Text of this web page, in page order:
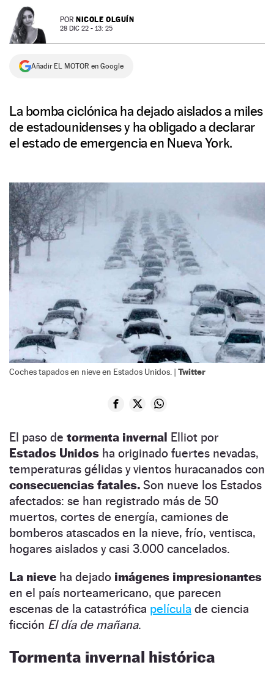
NEWSLETTER POR NICOLE OLGUÍN
28 DIC 22 - 13: 25
Añadir EL MOTOR en Google
La bomba ciclónica ha dejado aislados a miles
de estadounidenses y ha obligado a declarar
el estado de emergencia en Nueva York.
Coches tapados en nieve en Estados Unidos. | Twitter
El paso de tormenta invernal Elliot por
Estados Unidos ha originado fuertes nevadas,
temperaturas gélidas y vientos huracanados con
consecuencias fatales. Son nueve los Estados
afectados: se han registrado más de 50
muertos, cortes de energía, camiones de
bomberos atascados en la nieve, frío, ventisca,
hogares aislados y casi 3.000 cancelados.
La nieve ha dejado imágenes impresionantes
en el país norteamericano, que parecen
escenas de la catastrófica película de ciencia
ficción El día de mañana.
Tormenta invernal histórica